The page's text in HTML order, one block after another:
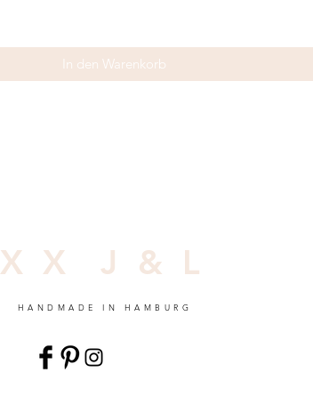
In den Warenkorb
X X J & L
HANDMADE IN HAMBURG